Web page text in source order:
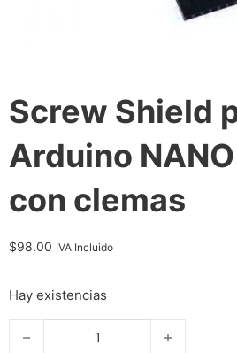
Screw Shield
Arduino
con clemas
$98.00 IVA Incluido
Hay existencias
Screw Shield para Arduino NANO -